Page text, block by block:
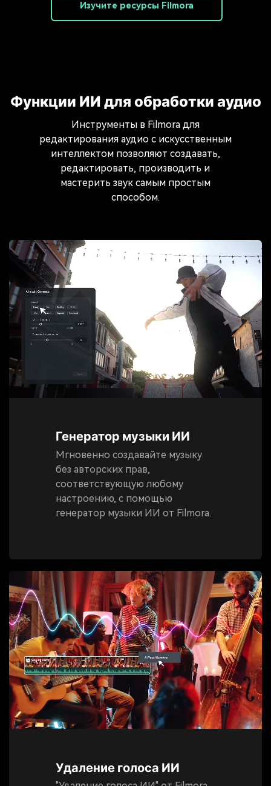
Изучите ресурсы Filmora
Функции ИИ для обработки аудио
Инструменты в Filmora для
редактирования аудио с искусственным
интеллектом позволяют создавать,
редактировать, производить и
мастерить звук самым простым
способом.
Генератор музыки ИИ
Мгновенно создавайте музыку
без авторских прав,
соответствующую любому
настроению, с помощью
генератор музыки ИИ от Filmora.
Удаление голоса ИИ